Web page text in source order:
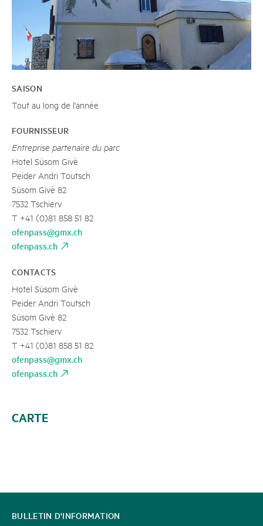
SAISON
Tout au long de l'année
FOURNISSEUR
Entreprise partenaire du parc
Hotel Süsom Givè
Peider Andri Toutsch
Süsom Givè 82
7532 Tschierv
T +41 (0)81 858 51 82
ofenpass@gmx.ch
ofenpass.ch
CONTACTS
Hotel Süsom Givè
Peider Andri Toutsch
Süsom Givè 82
7532 Tschierv
T +41 (0)81 858 51 82
ofenpass@gmx.ch
ofenpass.ch
CARTE
CONTACT
BULLETIN D'INFORMATION